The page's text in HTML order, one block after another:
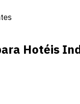
Hotéis